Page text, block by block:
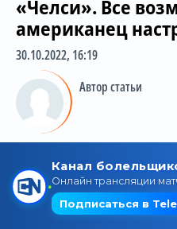
«Челси». Все
американец
30.10.2022, 16:19
Автор статьи
Слухи
История Челси
Статистика
Календарь игр
Состав команды
Поиск по сайту
Трансляции